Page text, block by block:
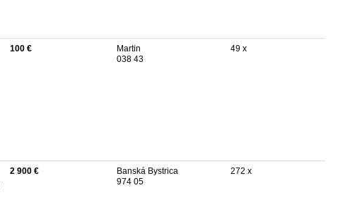
100 €
Martin
038 43
49 x
2 900 €
Banská Bystrica
974 05
272 x